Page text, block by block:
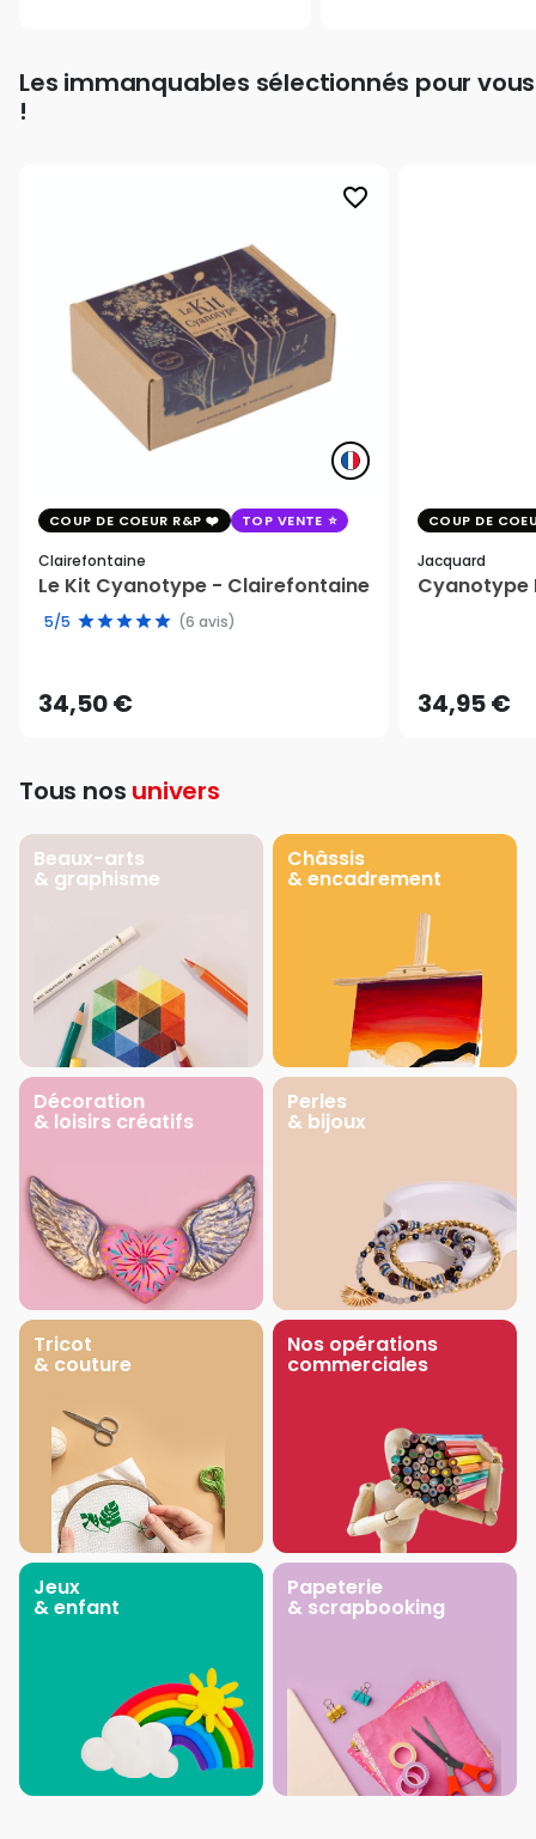
Les immanquables sélectionnés pour vous
!
favorite_border
COUP DE COEUR R&P TOP VENTE
Clairefontaine
Le Kit Cyanotype - Clairefontaine
5/5 (6 avis)
34,50 €
COUP DE
Jacquard
Cyanotype
34,95 €
Tous nos univers
Beaux-arts
& graphisme
Châssis
& encadrement
Décoration
& loisirs créatifs
Perles
& bijoux
Tricot
& couture
Nos opérations
commerciales
Jeux
& enfant
Papeterie
& scrapbooking